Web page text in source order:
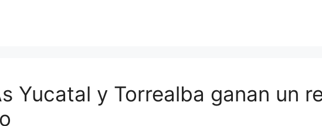
Yucatal y Torrealba ganan un